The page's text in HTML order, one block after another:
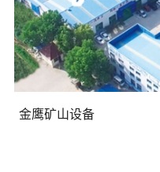
金鹰矿山设备
需要方